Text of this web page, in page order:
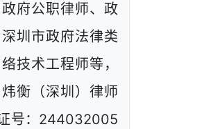
府公职律师、政
圳市政府法律类
技术工程师等，
衡（深圳）律师
号：244032005